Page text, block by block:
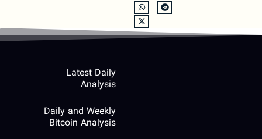
Latest Daily
Analysis
Daily and Weekly
Bitcoin Analysis